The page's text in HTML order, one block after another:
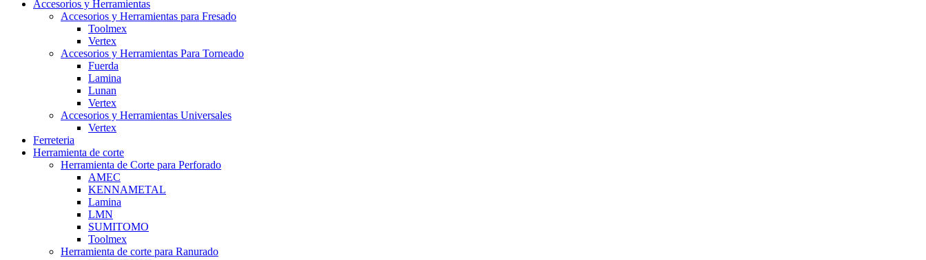
Accesorios y Herramientas
Accesorios y Herramientas para Fresado
Toolmex
Vertex
Accesorios y Herramientas Para Torneado
Fuerda
Lamina
Lunan
Vertex
Accesorios y Herramientas Universales
Vertex
Ferreteria
Herramienta de corte
Herramienta de Corte para Perforado
AMEC
KENNAMETAL
Lamina
LMN
SUMITOMO
Toolmex
Herramienta de corte para Ranurado